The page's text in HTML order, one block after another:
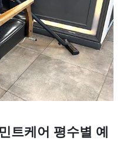
트케어 평수별 예